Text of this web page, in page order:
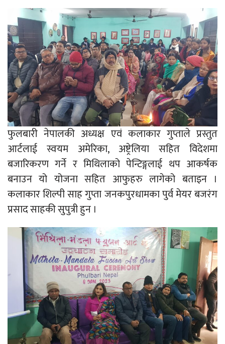
फुलबारी नेपालकी अध्यक्ष एवं कलाकार गुप्ताले प्रस्तुत
आर्टलाई स्वयम अमेरिका, अष्ट्रेलिया सहित विदेशमा
बजारिकरण गर्ने र मिथिलाको पेन्टिङ्गलाई थप आकर्षक
बनाउन यो योजना सहित आफुहरु लागेको बताइन ।
कलाकार शिल्पी साह गुप्ता जनकपुरधामका पुर्व मेयर बजरंग
प्रसाद साहकी सुपुत्री हुन ।